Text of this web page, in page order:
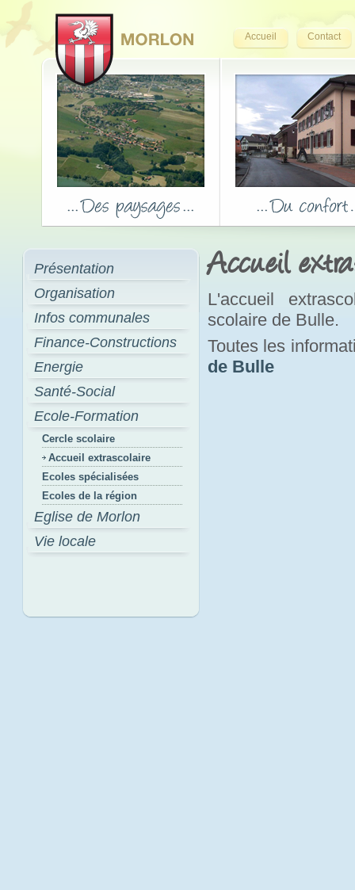
Accueil Contact
Présentation
Organisation
Infos communales
Finance-Constructions
Energie
Santé-Social
Ecole-Formation
Cercle scolaire
Accueil extrascolaire
Ecoles spécialisées
Ecoles de la région
Eglise de Morlon
Vie locale
Accueil
L'accueil
scolaire de Bulle.
Toutes les
de Bulle